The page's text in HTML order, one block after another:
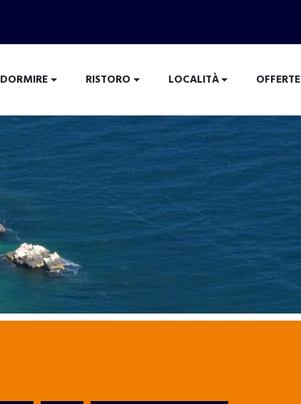
DORMIRE RISTORO LOCALITÀ OFFERTE